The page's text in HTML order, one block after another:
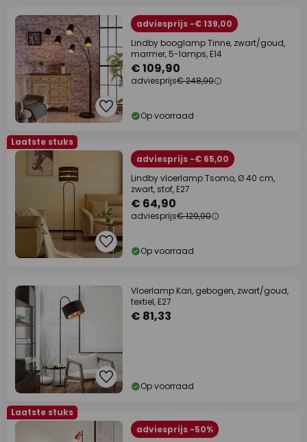
adviesprijs -€ 139,00
Lindby booglamp Tinne, zwart/goud,
marmer, 5-lamps, E14
€ 109,90
adviesprijs€ 248,90
Op voorraad
Laatste stuks
adviesprijs -€ 65,00
Lindby vloerlamp Tsomo, Ø 40 cm,
zwart, stof, E27
€ 64,90
adviesprijs€ 129,90
Op voorraad
Vloerlamp Kari, gebogen, zwart/goud,
textiel, E27
€ 81,33
Op voorraad
Laatste stuks
adviesprijs -50%